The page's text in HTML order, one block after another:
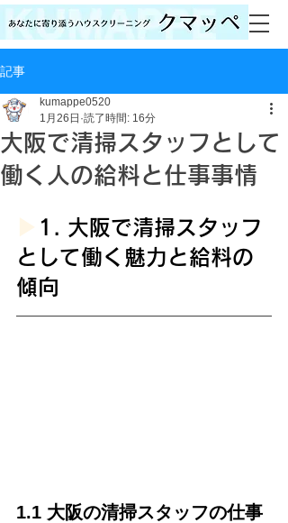
記事
大阪で清掃スタッフとして
働く人の給料と仕事事情
kumappe0520
1月26日 読了時間: 16分
▶︎ 1. 大阪で清掃スタッフ
として働く魅力と給料の
傾向
1.1 大阪の清掃スタッフの仕事